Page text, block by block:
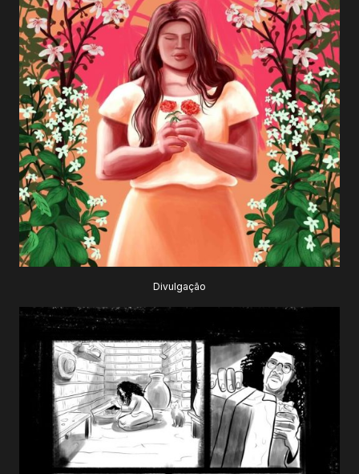
Divulgação